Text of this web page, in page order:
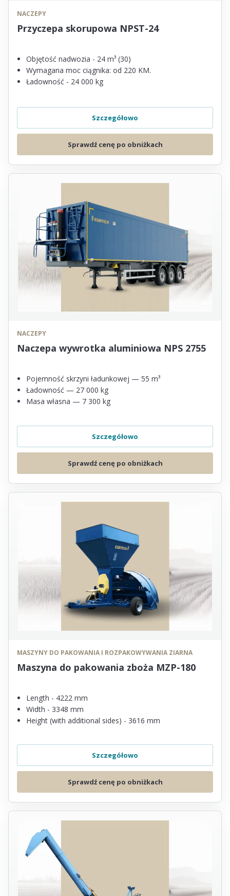
NACZEPY
Przyczepa skorupowa NPST-24
Objętość nadwozia - 24 m³ (30)
Wymagana moc ciągnika: od 220 KM.
Ładowność - 24 000 kg
Szczegółowo
Sprawdź cenę po obniżkach
NACZEPY
Naczepa wywrotka aluminiowa NPS 2755
Pojemność skrzyni ładunkowej — 55 m³
Ładowność — 27 000 kg
Masa własna — 7 300 kg
Szczegółowo
Sprawdź cenę po obniżkach
MASZYNY DO PAKOWANIA I ROZPAKOWYWANIA ZIARNA
Maszyna do pakowania zboża MZP-180
Length - 4222 mm
Width - 3348 mm
Height (with additional sides) - 3616 mm
Szczegółowo
Sprawdź cenę po obniżkach